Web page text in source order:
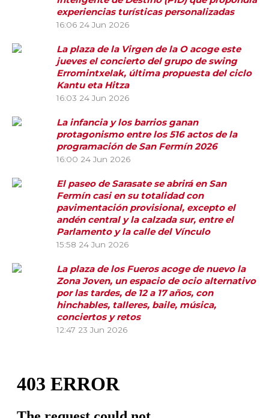
experiencias turísticas personalizadas
16:06 24 Jun 2026
La plaza de la Virgen de la O acoge este
jueves el concierto del grupo de swing
Erromintxelak, última propuesta del ciclo
Kantu eta Hitza
16:03 24 Jun 2026
La infancia y los barrios ganan
protagonismo entre los 516 actos de la
programación de San Fermín 2026
16:00 24 Jun 2026
El paseo de Sarasate se abrirá en San
Fermín casi en su totalidad con
pavimentación provisional, excepto el
andén central y la calzada sur, entre el
Parlamento y la calle del Vínculo
15:58 24 Jun 2026
La plaza de los Fueros acoge de nuevo la
Zona Joven, un espacio de ocio alternativo
por las tardes, de 12 a 17 años, con
hinchables, talleres, baile, música,
conciertos y retos
12:47 23 Jun 2026